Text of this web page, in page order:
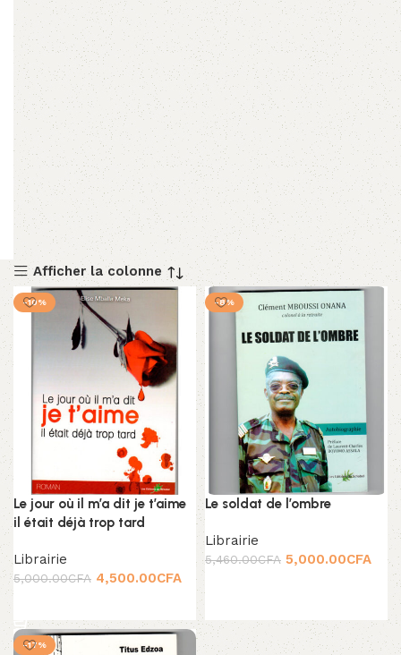
Afficher la colonne
-10%
Le jour où il m’a dit je t’aime
il était déjà trop tard
Librairie
5,000.00CFA 4,500.00CFA
-8%
Le soldat de l’ombre
Librairie
5,460.00CFA 5,000.00CFA
-17%